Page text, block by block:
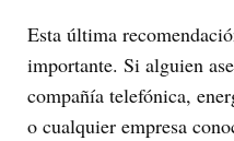
Esta última
importante. Si alguien
compañía telefónica,
o cualquier empresa